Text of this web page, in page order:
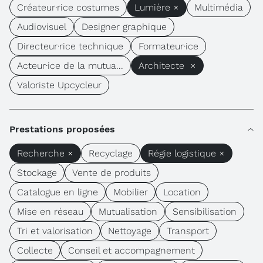
Créateur·rice costumes
Lumière ×
Multimédia
Audiovisuel
Designer graphique
Directeur·rice technique
Formateur·ice
Acteur·ice de la mutua...
Architecte ×
Valoriste Upcycleur
Prestations proposées
Recherche × Recyclage
Régie logistique ×
Stockage
Vente de produits
Catalogue en ligne
Mobilier
Location
Mise en réseau
Mutualisation
Sensibilisation
Tri et valorisation
Nettoyage
Transport
Collecte
Conseil et accompagnement